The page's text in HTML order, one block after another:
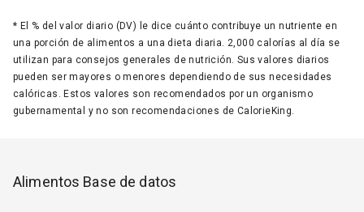
* El % del valor diario (DV) le dice cuánto contribuye un nutriente en
una porción de alimentos a una dieta diaria. 2,000 calorías al día se
utilizan para consejos generales de nutrición. Sus valores diarios
pueden ser mayores o menores dependiendo de sus necesidades
calóricas. Estos valores son recomendados por un organismo
gubernamental y no son recomendaciones de CalorieKing.
Alimentos Base de datos